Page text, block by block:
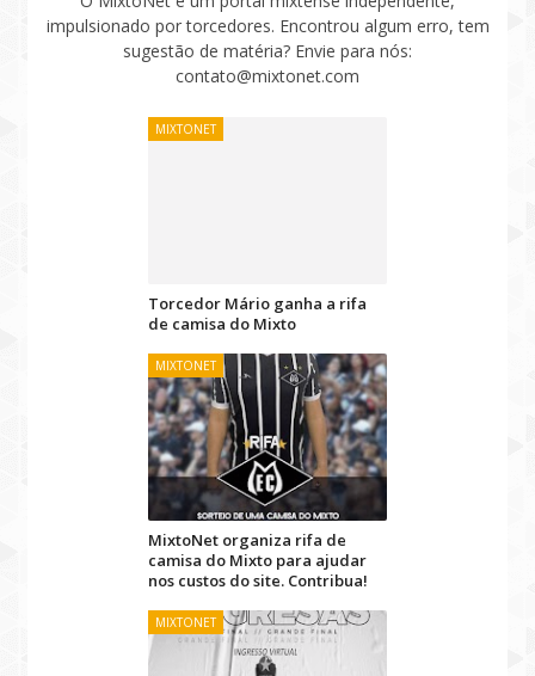
impulsionado por torcedores. Encontrou algum erro, tem
sugestão de matéria? Envie para nós:
contato@mixtonet.com
MIXTONET
Torcedor Mário ganha a rifa
de camisa do Mixto
MIXTONET
MixtoNet organiza rifa de
camisa do Mixto para ajudar
nos custos do site. Contribua!
MIXTONET